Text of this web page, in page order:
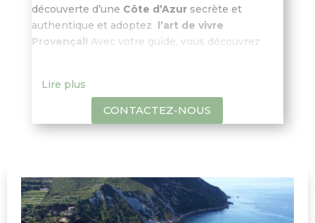
découverte d’une Côte d’Azursecrète et
authentique et adoptez l’art de vivre
Provençal! Avec votre guide, vous découvrez
chacune des visites des caves et des chais que
vous effectuez. Découvrez le meilleur de
l’appellation des Côtes de Provenceet
pause déjeuner, lagastronomie françaisesera à
l’honneur! Nous vous proposerons
unesélection de restaurantsselon vos
Lire plus
CONTACTEZ-NOUS